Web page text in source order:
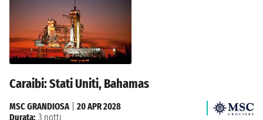
Caraibi: Stati Uniti, Bahamas
MSC GRANDIOSA
20 APR 2028
Durata: 3 notti